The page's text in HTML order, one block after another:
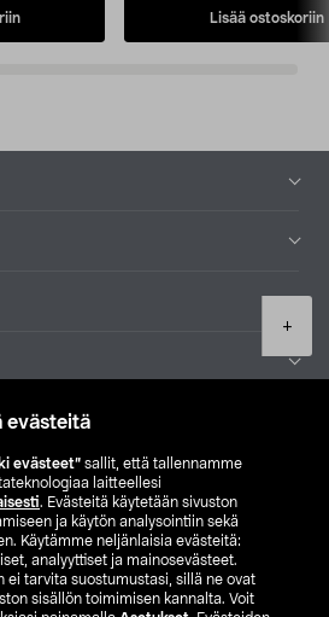
evästeitä
evästeet” sallit, että tallennamme
laitteellesi
. Evästeitä käytetään sivuston
ja käytön analysointiin sekä
Käytämme neljänlaisia evästeitä:
analyyttiset ja mainosevästeet.
ei tarvita suostumustasi, sillä ne ovat
sisällön toimimisen kannalta. Voit
+
Lisää ostoskoriin
Etsi myymälä
SE NO FI
FI SV